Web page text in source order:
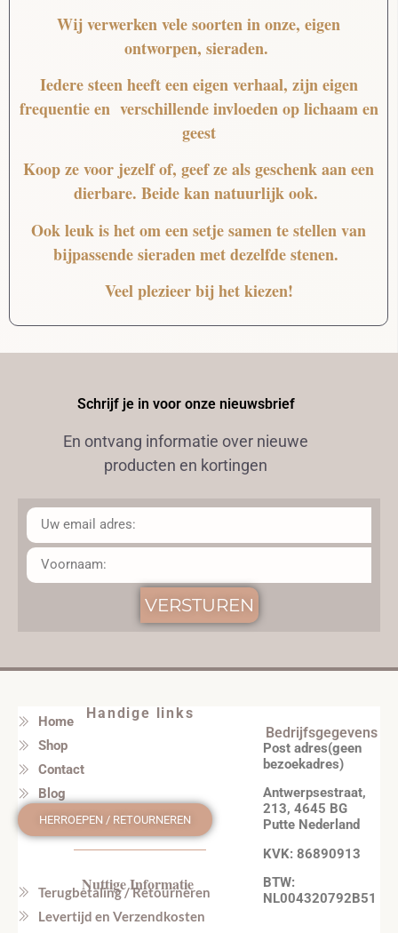
Wij verwerken vele soorten in onze, eigen
ontworpen, sieraden.
Iedere steen heeft een eigen verhaal, zijn eigen
frequentie en verschillende invloeden op lichaam en
geest
Koop ze voor jezelf of, geef ze als geschenk aan een
dierbare. Beide kan natuurlijk ook.
Ook leuk is het om een setje samen te stellen van
bijpassende sieraden met dezelfde stenen.
Veel plezieer bij het kiezen!
Schrijf je in voor onze nieuwsbrief
En ontvang informatie over nieuwe
producten en kortingen
VERSTUREN
Handige links
Home
Shop
Contact
Blog
HERROEPEN / RETOURNEREN
Nuttige Informatie
Terugbetaling / Retourneren
Levertijd en Verzendkosten
Bedrijfsgegevens
Post adres(geen
bezoekadres)
Antwerpsestraat,
213, 4645 BG
Putte Nederland
KVK: 86890913
BTW:
NL004320792B51